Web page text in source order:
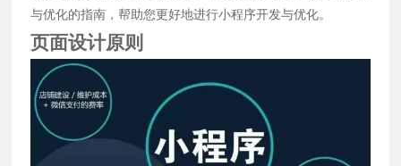
与优化的指南，帮助您更好地进行小程序开发与优化。
页面设计原则